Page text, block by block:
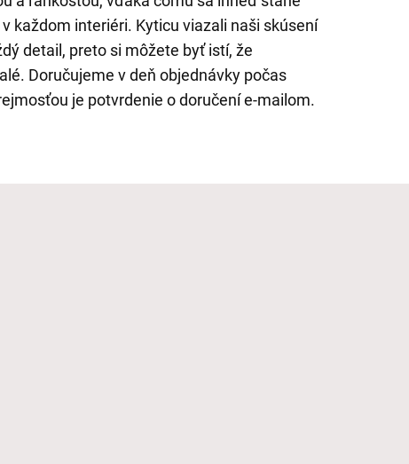
každom interiéri. Kyticu viazali naši skúsení
detail, preto si môžete byť istí, že
Doručujeme v deň objednávky počas
je potvrdenie o doručení e-mailom.